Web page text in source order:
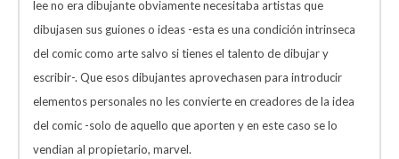
lee no era dibujante obviamente necesitaba artistas que
dibujasen sus guiones o ideas -esta es una condición intrinseca
del comic como arte salvo si tienes el talento de dibujar y
escribir-. Que esos dibujantes aprovechasen para introducir
elementos personales no les convierte en creadores de la idea
del comic -solo de aquello que aporten y en este caso se lo
vendian al propietario, marvel.